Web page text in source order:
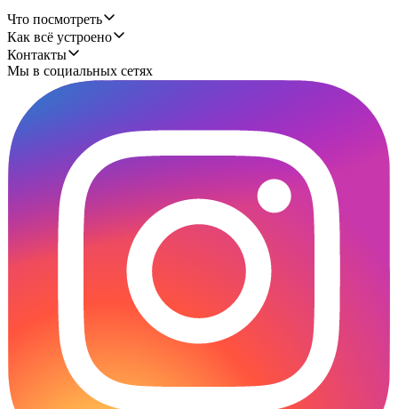
Что посмотреть
Как всё устроено
Контакты
Мы в социальных сетях